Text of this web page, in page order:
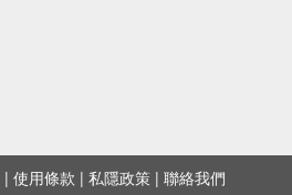
| 使用條款 | 私隱政策 | 聯絡我們